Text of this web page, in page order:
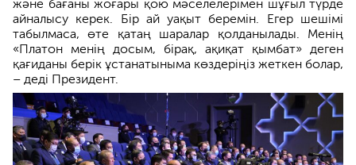
және бағаны жоғары қою мәселелерімен шұғыл түрде
айналысу керек. Бір ай уақыт беремін. Егер шешімі
табылмаса, өте қатаң шаралар қолданылады. Менің
«Платон менің досым, бірақ, ақиқат қымбат» деген
қағиданы берік ұстанатыныма көздеріңіз жеткен болар,
– деді Президент.